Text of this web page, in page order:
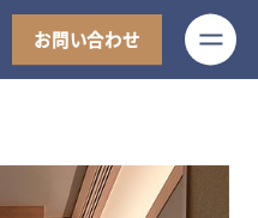
お問い合わせ